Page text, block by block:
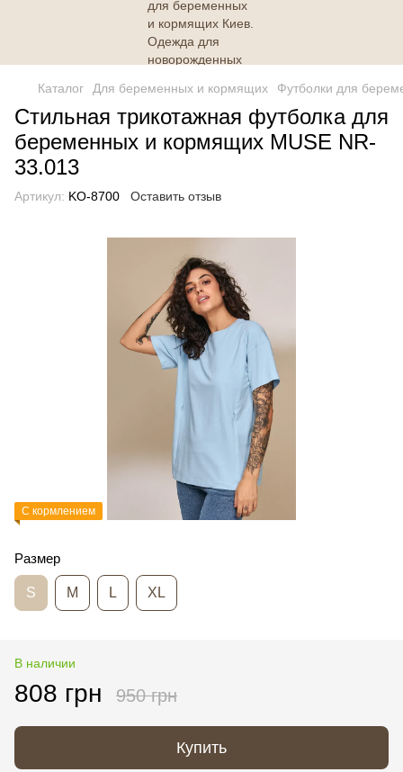
Каталог Для беременных и кормящих Футболки для
Стильная трикотажная футболка для
беременных и кормящих MUSE NR-
33.013
Артикул: KO-8700 Оставить отзыв
С кормлением
Размер
S M L XL
В наличии
808 грн 950 грн
Купить